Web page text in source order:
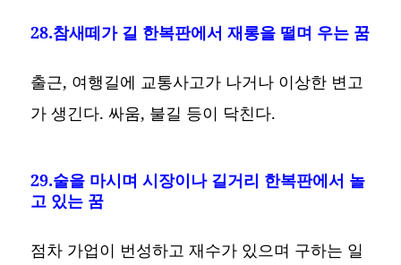
28.참새떼가 길 한복판에서 재롱을 떨며 우는 꿈
출근, 여행길에 교통사고가 나거나 이상한 변고
가 생긴다. 싸움, 불길 등이 닥친다.
29.술을 마시며 시장이나 길거리 한복판에서 놀
고 있는 꿈
점차 가업이 번성하고 재수가 있으며 구하는 일